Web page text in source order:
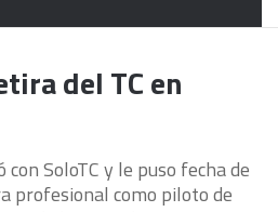
del TC en
SoloTC y le puso fecha de
profesional como piloto de